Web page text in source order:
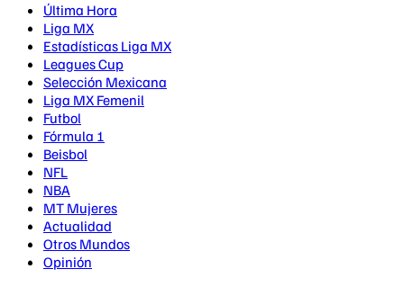
Última Hora
Liga MX
Estadísticas Liga MX
Leagues Cup
Selección Mexicana
Liga MX Femenil
Futbol
Fórmula 1
Beisbol
NFL
NBA
MT Mujeres
Actualidad
Otros Mundos
Opinión